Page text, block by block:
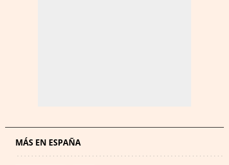
MÁS EN ESPAÑA